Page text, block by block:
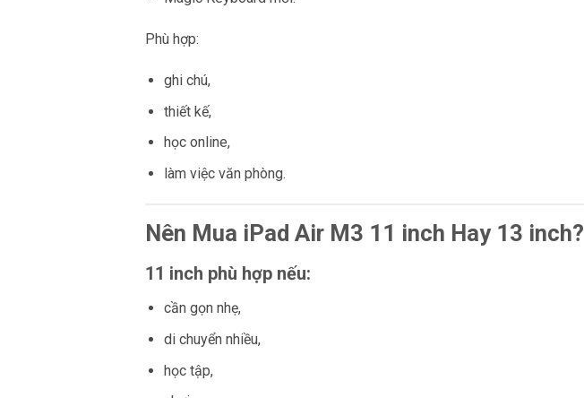
Phù hợp:
ghi chú,
thiết kế,
học online,
làm việc văn phòng.
Nên Mua iPad Air M3 11 inch Hay 13 inch?
11 inch phù hợp nếu:
cần gọn nhẹ,
di chuyển nhiều,
học tập,